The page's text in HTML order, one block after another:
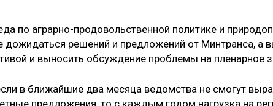
по аграрно-продовольственной политике и
дожидаться решений и предложений от Минтранса, а
и выносить обсуждение проблемы на пленарное
в ближайшие два месяца ведомства не смогут
предложения, то с каждым годом нагрузка на